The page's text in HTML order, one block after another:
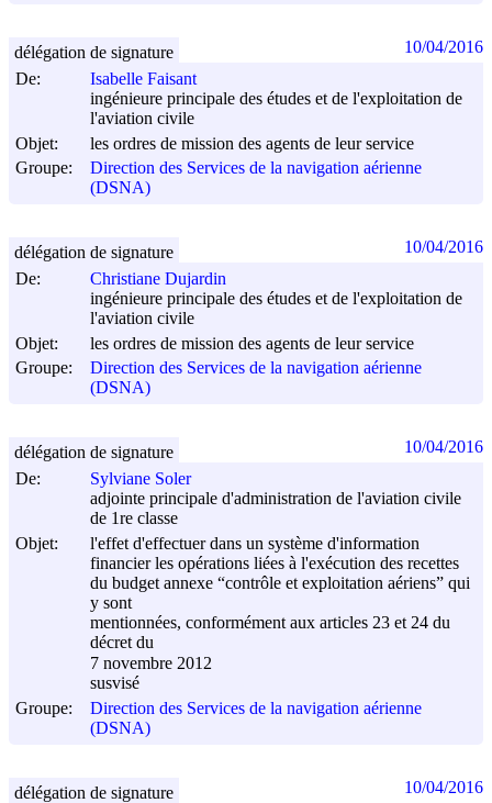
De:
Isabelle Faisant
ingénieure principale des études et de l'exploitation de
l'aviation civile
Objet:
les ordres de mission des agents de leur service
Groupe:
Direction des Services de la navigation aérienne
(DSNA)
délégation de signature 10/04/2016
De:
Christiane Dujardin
ingénieure principale des études et de l'exploitation de
l'aviation civile
Objet:
les ordres de mission des agents de leur service
Groupe:
Direction des Services de la navigation aérienne
(DSNA)
délégation de signature 10/04/2016
De:
Sylviane Soler
adjointe principale d'administration de l'aviation civile
de 1re classe
Objet:
l'effet d'effectuer dans un système d'information
financier les opérations liées à l'exécution des recettes
du budget annexe “contrôle et exploitation aériens” qui
y sont
mentionnées, conformément aux articles 23 et 24 du
décret du
7 novembre 2012
susvisé
Groupe:
Direction des Services de la navigation aérienne
(DSNA)
délégation de signature 10/04/2016
délégation de signature 10/04/2016